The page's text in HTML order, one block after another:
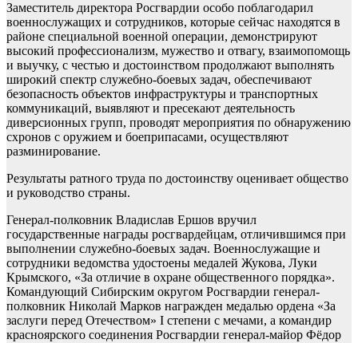
Заместитель директора Росгвардии особо поблагодарил
военнослужащих и сотрудников, которые сейчас находятся в
районе специальной военной операции, демонстрируют
высокий профессионализм, мужество и отвагу, взаимопомощь
и выучку, с честью и достоинством продолжают выполнять
широкий спектр служебно-боевых задач, обеспечивают
безопасность объектов инфраструктуры и транспортных
коммуникаций, выявляют и пресекают деятельность
диверсионных групп, проводят мероприятия по обнаружению
схронов с оружием и боеприпасами, осуществляют
разминирование.
Результаты ратного труда по достоинству оценивает общество
и руководство страны.
Генерал-полковник Владислав Ершов вручил
государственные награды росгвардейцам, отличившимся при
выполнении служебно-боевых задач. Военнослужащие и
сотрудники ведомства удостоены медалей Жукова, Луки
Крымского, «За отличие в охране общественного порядка».
Командующий Сибирским округом Росгвардии генерал-
полковник Николай Марков награжден медалью ордена «За
заслуги перед Отечеством» I степени с мечами, а командир
красноярского соединения Росгвардии генерал-майор Фёдор